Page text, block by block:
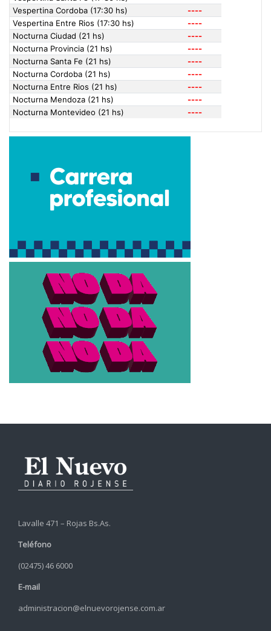
Lavalle 471 – Rojas Bs.As.
Teléfono
(02475) 46 6000
E-mail
administracion@elnuevorojense.com.ar